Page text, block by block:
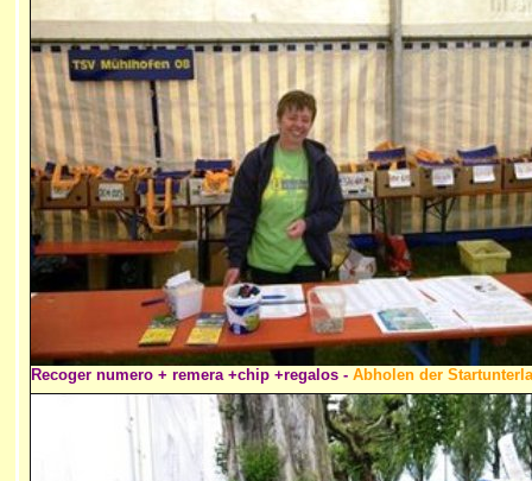
Recoger numero + remera +chip +regalos - Abholen der